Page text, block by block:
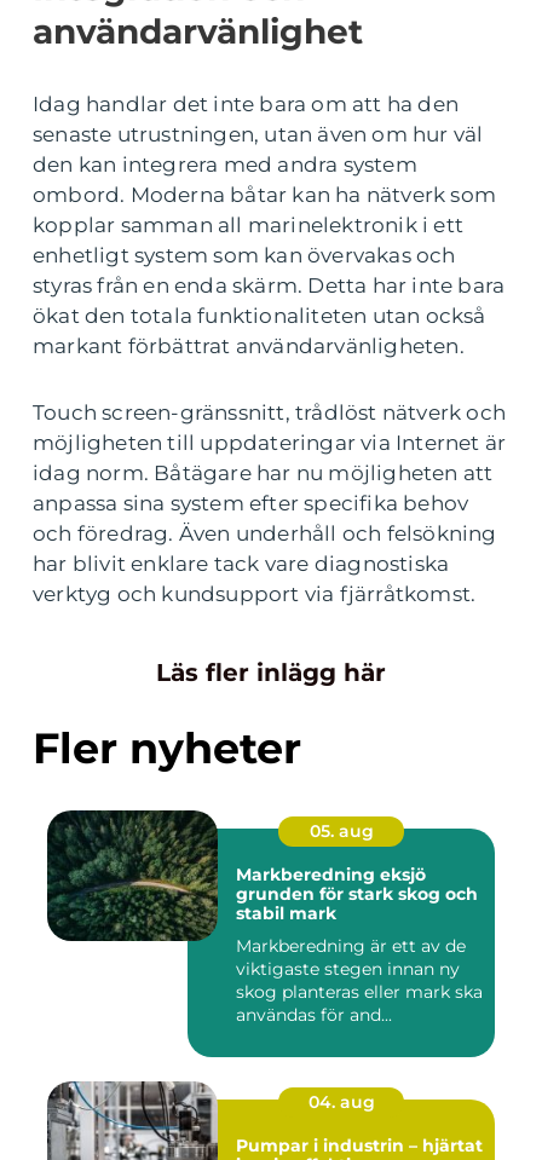
användarvänlighet
Idag handlar det inte bara om att ha den
senaste utrustningen, utan även om hur väl
den kan integrera med andra system
ombord. Moderna båtar kan ha nätverk som
kopplar samman all marinelektronik i ett
enhetligt system som kan övervakas och
styras från en enda skärm. Detta har inte bara
ökat den totala funktionaliteten utan också
markant förbättrat användarvänligheten.
Touch screen-gränssnitt, trådlöst nätverk och
möjligheten till uppdateringar via Internet är
idag norm. Båtägare har nu möjligheten att
anpassa sina system efter specifika behov
och föredrag. Även underhåll och felsökning
har blivit enklare tack vare diagnostiska
verktyg och kundsupport via fjärråtkomst.
Läs fler inlägg här
Fler nyheter
05. aug
Markberedning eksjö
grunden för stark skog och
stabil mark
Markberedning är ett av de
viktigaste stegen innan ny
skog planteras eller mark ska
användas för and...
04. aug
Pumpar i industrin – hjärtat